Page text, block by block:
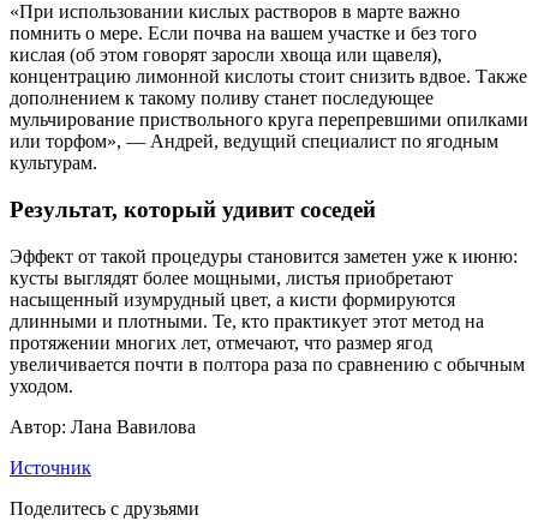
«При использовании кислых растворов в марте важно
помнить о мере. Если почва на вашем участке и без того
кислая (об этом говорят заросли хвоща или щавеля),
концентрацию лимонной кислоты стоит снизить вдвое. Также
дополнением к такому поливу станет последующее
мульчирование приствольного круга перепревшими опилками
или торфом», — Андрей, ведущий специалист по ягодным
культурам.
Результат, который удивит соседей
Эффект от такой процедуры становится заметен уже к июню:
кусты выглядят более мощными, листья приобретают
насыщенный изумрудный цвет, а кисти формируются
длинными и плотными. Те, кто практикует этот метод на
протяжении многих лет, отмечают, что размер ягод
увеличивается почти в полтора раза по сравнению с обычным
уходом.
Автор: Лана Вавилова
Источник
Поделитесь с друзьями